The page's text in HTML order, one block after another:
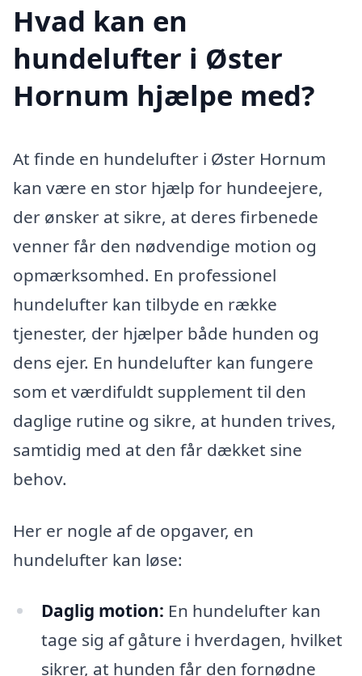
Hvad kan en
hundelufter i Øster
Hornum hjælpe med?
At finde en hundelufter i Øster Hornum
kan være en stor hjælp for hundeejere,
der ønsker at sikre, at deres firbenede
venner får den nødvendige motion og
opmærksomhed. En professionel
hundelufter kan tilbyde en række
tjenester, der hjælper både hunden og
dens ejer. En hundelufter kan fungere
som et værdifuldt supplement til den
daglige rutine og sikre, at hunden trives,
samtidig med at den får dækket sine
behov.
Her er nogle af de opgaver, en
hundelufter kan løse:
Daglig motion: En hundelufter kan
tage sig af gåture i hverdagen, hvilket
sikrer, at hunden får den fornødne